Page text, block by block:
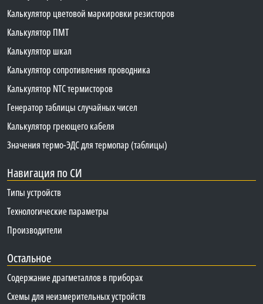
Калькулятор цветовой маркировки резисторов
Калькулятор ПМТ
Калькулятор шкал
Калькулятор сопротивления проводника
Калькулятор NTC термисторов
Генератор таблицы случайных чисел
Калькулятор греющего кабеля
Значения термо-ЭДС для термопар (таблицы)
Навигация по СИ
Типы устройств
Технологические параметры
Производители
Остальное
Содержание драгметаллов в приборах
Схемы для неизмерительных устройств